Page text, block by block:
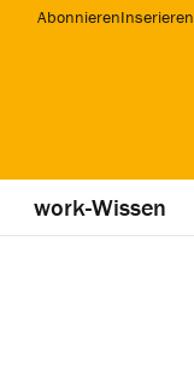
AbonnierenInserieren
work-Wissen